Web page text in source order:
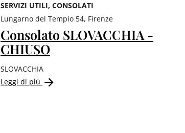
SERVIZI UTILI CONSOLATI
Lungarno del Tempio 54, Firenze
Consolato SLOVACCHIA -
CHIUSO
SLOVACCHIA
Leggi di più